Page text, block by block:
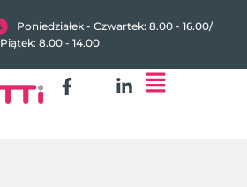
Poniedziałek - Czwartek: 8.00 - 16.00/
Piątek: 8.00 - 14.00